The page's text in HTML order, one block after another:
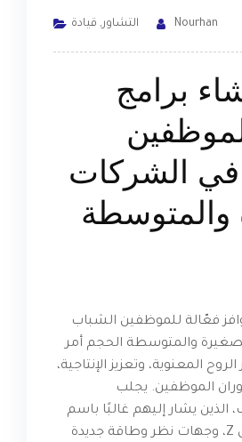
Nourhan التشاور, قيادة
برامج
في الشركات
والمتوسطة
فعّالة للموظفين الشباب
والمتوسطة الحجم أمر
المعنوية، وتعزيز الإنتاجية،
الموظفين. يجلب
الذين يشار إليهم غالبًا باسم
جيل الألفية والجيل Z، وجهات نظر وطاقة جديدة